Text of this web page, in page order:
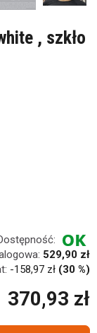
, szkło
529,90 zł
-158,97 zł (30 %)
370,93 zł